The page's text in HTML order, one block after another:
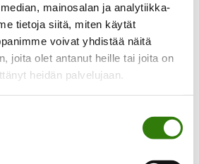
mainosalan ja analytiikka-
tietoja siitä, miten käytät
voivat yhdistää näitä
joita olet antanut heille tai joita on
heidän palvelujaan.
maksuvaihtoehtoja
tai valita halutessasi joustavan